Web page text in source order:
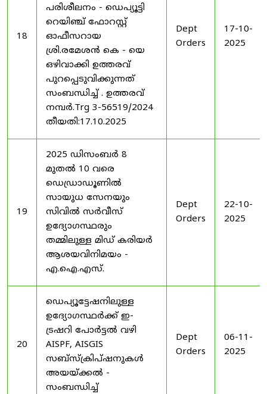
18
പരിശീലനം - ഡെപ്യൂട്ടി
റെയിഞ്ച് ഫോറസ്റ്റ്
ഓഫീസറായ
ശ്രി.രമേശൻ കെ - യെ
ഒഴിവാക്കി ഉത്തരവ്
പുറപ്പെടുവിക്കുന്നത്
സംബന്ധിച്ച് . ഉത്തരവ്
നമ്പർ.Trg 3-56519/2024
തീയതി:17.10.2025
Dept
Orders
17-10-
2025
19
2025 ഡിസംബർ 8
മുതൽ 10 വരെ
ഡെഡ്രാഡൂണിൽ
സായുധ സേനയും
സിവിൽ സർവീസ്
ഉദ്യോഗസ്ഥരും
തമ്മിലുള്ള മിഡ് കരിയർ
ആശയവിനിമയം -
എ.ഐ.എസ്.
Dept
Orders
22-10-
2025
20
ഡെപ്യൂട്ടേഷനിലുള്ള
ഉദ്യോഗസ്ഥർക്ക് ഇ-
ട്രഷറി പോർട്ടൽ വഴി
AISPF, AISGIS
സബ്‌സ്‌ക്രിപ്‌ഷനുകൾ
അയയ്ക്കൽ -
സംബന്ധിച്ച്
Dept
Orders
06-11-
2025